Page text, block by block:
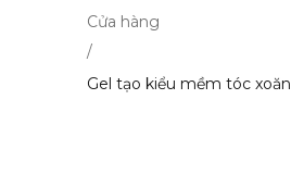
Cửa hàng
/
Gel tạo kiểu mềm tóc xoăn